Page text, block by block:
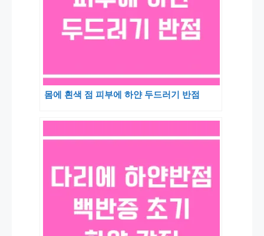
몸에 흰색 점 피부에 하얀 두드러기 반점